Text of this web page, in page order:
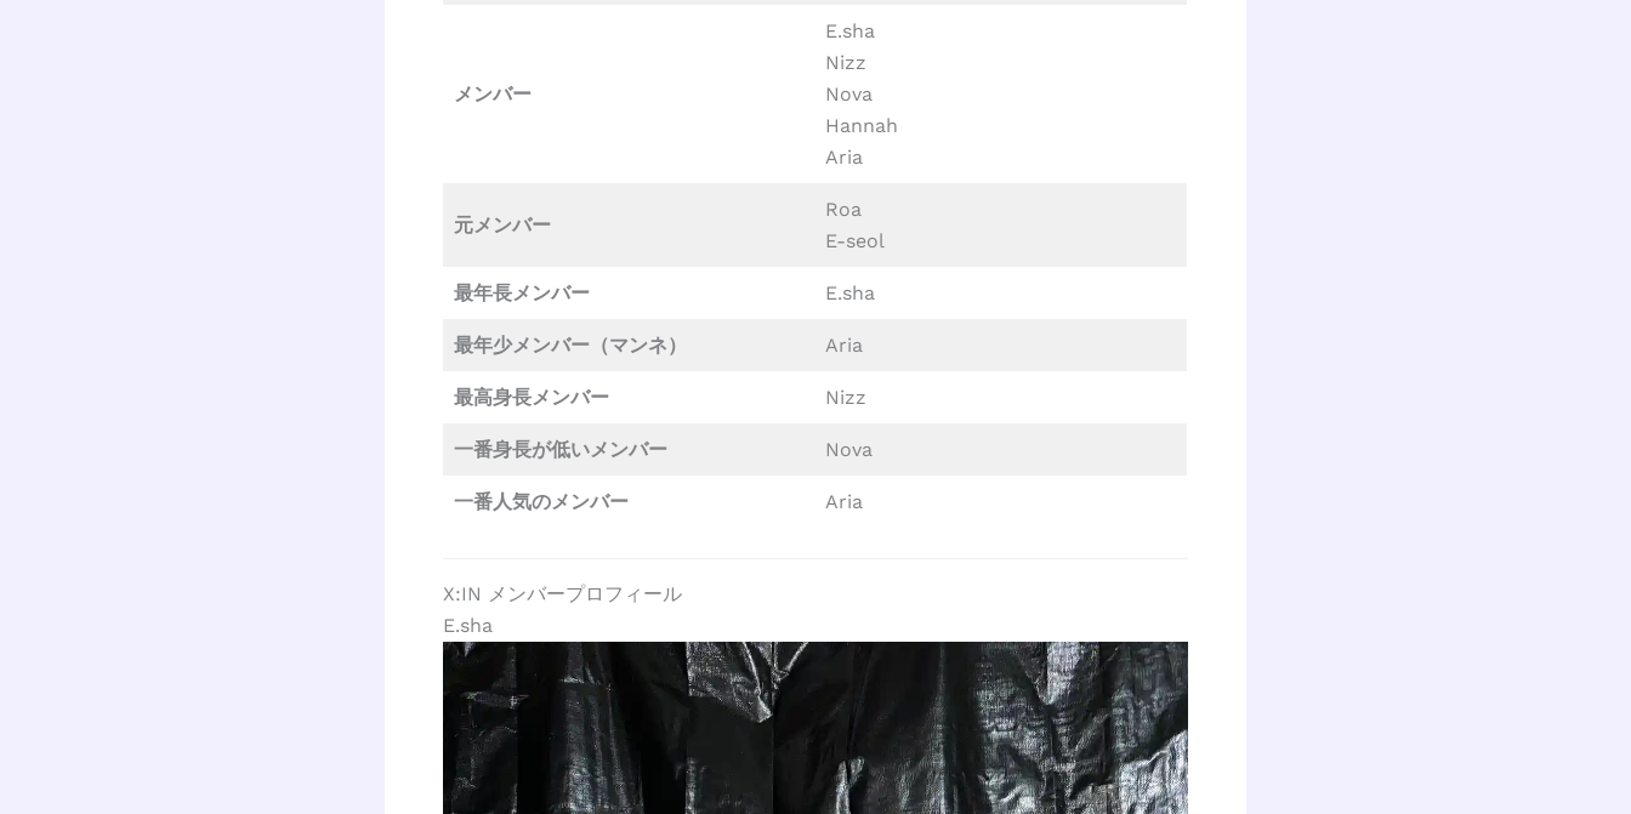
メンバー
E.sha
Nizz
Nova
Hannah
Aria
元メンバー
Roa
E-seol
最年長メンバー E.sha
最年少メンバー（マンネ） Aria
最高身長メンバー Nizz
一番身長が低いメンバー Nova
一番人気のメンバー Aria
X:IN メンバープロフィール
E.sha